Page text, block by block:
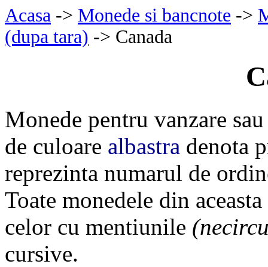
Acasa -> Monede si bancnote ->
(dupa tara) -> Canada
Monede pentru vanzare
de culoare albastra denota
reprezinta numarul de
Toate monedele din
celor cu mentiunile
cursive.